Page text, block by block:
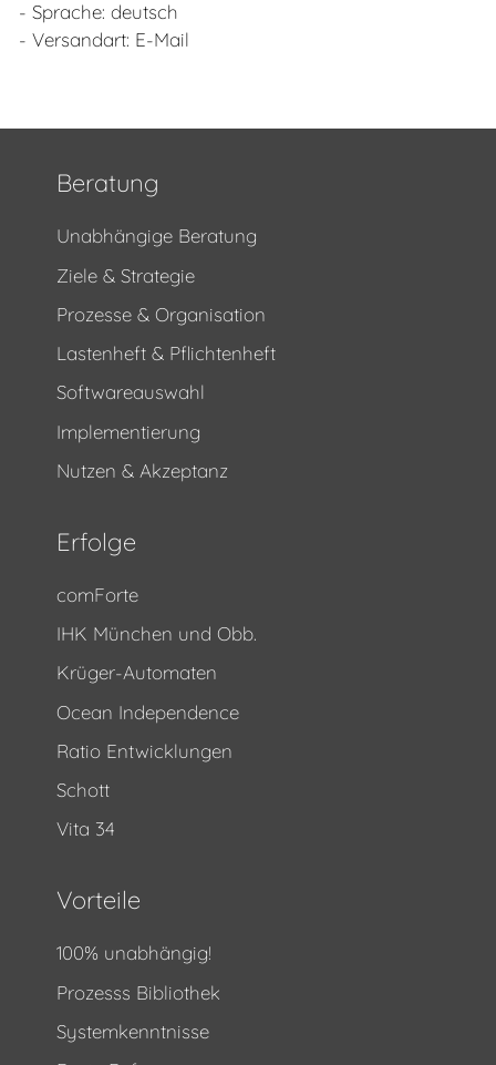
- Sprache: deutsch
- Versandart: E-Mail
Beratung
Unabhängige Beratung
Ziele & Strategie
Prozesse & Organisation
Lastenheft & Pflichtenheft
Softwareauswahl
Implementierung
Nutzen & Akzeptanz
Erfolge
comForte
IHK München und Obb.
Krüger-Automaten
Ocean Independence
Ratio Entwicklungen
Schott
Vita 34
Vorteile
100% unabhängig!
Prozesss Bibliothek
Systemkenntnisse